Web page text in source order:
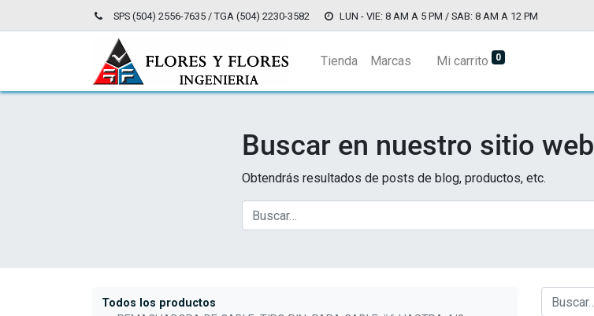
SPS (504) 2556-7635 / TGA (504) 2230-3582 LUN - VIE: 8 AM A 5 PM / SAB: 8 AM A 12 PM
Tienda Marcas Mi carrito 0
Buscar en nuestro sitio web
Obtendrás resultados de posts de blog, productos, etc.
Todos los productos